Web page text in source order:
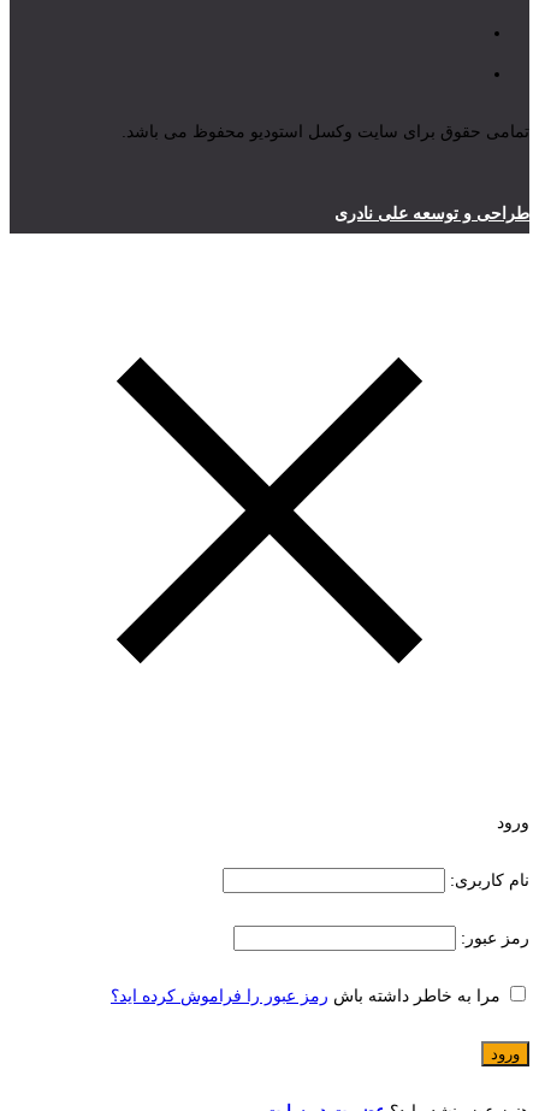
تمامی حقوق برای سایت وکسل استودیو محفوظ می باشد.
طراحی و توسعه علی نادری
ورود
نام کاربری:
رمز عبور:
مرا به خاطر داشته باش رمز عبور را فراموش کرده اید؟